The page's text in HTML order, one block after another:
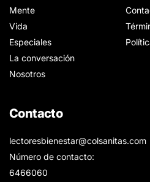
Mente
Vida
Especiales
La conversación
Nosotros
Contacto
lectoresbienestar@colsanitas.com
Número de contacto:
6466060